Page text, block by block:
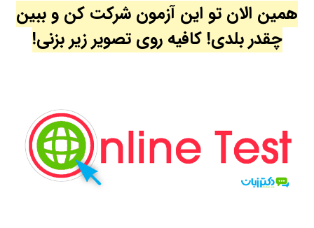
همین الان تو این آزمون شرکت کن و ببین
چقدر بلدی! کافیه روی تصویر زیر بزنی!